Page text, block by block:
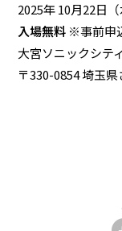
2025年 10月22日
入場無料 ※事前申
大宮ソニックシテ
〒330-0854 埼玉